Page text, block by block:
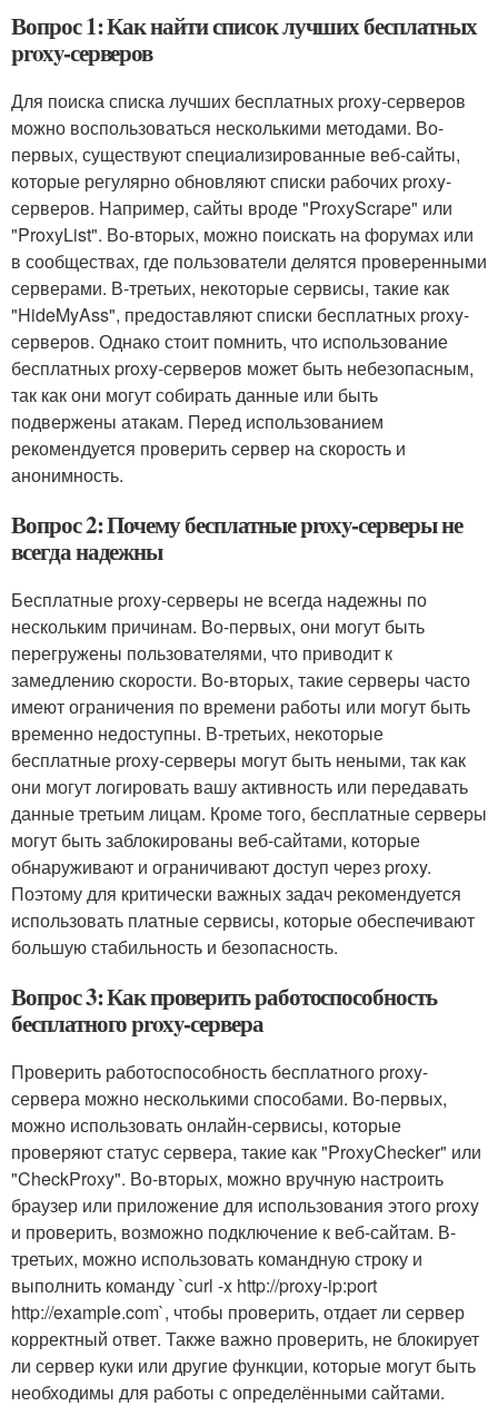
Вопрос 1: Как найти список лучших бесплатных
proxy-серверов
Для поиска списка лучших бесплатных proxy-серверов
можно воспользоваться несколькими методами. Во-
первых, существуют специализированные веб-сайты,
которые регулярно обновляют списки рабочих proxy-
серверов. Например, сайты вроде "ProxyScrape" или
"ProxyList". Во-вторых, можно поискать на форумах или
в сообществах, где пользователи делятся проверенными
серверами. В-третьих, некоторые сервисы, такие как
"HideMyAss", предоставляют списки бесплатных proxy-
серверов. Однако стоит помнить, что использование
бесплатных proxy-серверов может быть небезопасным,
так как они могут собирать данные или быть
подвержены атакам. Перед использованием
рекомендуется проверить сервер на скорость и
анонимность.
Вопрос 2: Почему бесплатные proxy-серверы не
всегда надежны
Бесплатные proxy-серверы не всегда надежны по
нескольким причинам. Во-первых, они могут быть
перегружены пользователями, что приводит к
замедлению скорости. Во-вторых, такие серверы часто
имеют ограничения по времени работы или могут быть
временно недоступны. В-третьих, некоторые
бесплатные proxy-серверы могут быть неными, так как
они могут логировать вашу активность или передавать
данные третьим лицам. Кроме того, бесплатные серверы
могут быть заблокированы веб-сайтами, которые
обнаруживают и ограничивают доступ через proxy.
Поэтому для критически важных задач рекомендуется
использовать платные сервисы, которые обеспечивают
большую стабильность и безопасность.
Вопрос 3: Как проверить работоспособность
бесплатного proxy-сервера
Проверить работоспособность бесплатного proxy-
сервера можно несколькими способами. Во-первых,
можно использовать онлайн-сервисы, которые
проверяют статус сервера, такие как "ProxyChecker" или
"CheckProxy". Во-вторых, можно вручную настроить
браузер или приложение для использования этого proxy
и проверить, возможно подключение к веб-сайтам. В-
третьих, можно использовать командную строку и
выполнить команду `curl -x http://proxy-ip:port
http://example.com`, чтобы проверить, отдает ли сервер
корректный ответ. Также важно проверить, не блокирует
ли сервер куки или другие функции, которые могут быть
необходимы для работы с определёнными сайтами.